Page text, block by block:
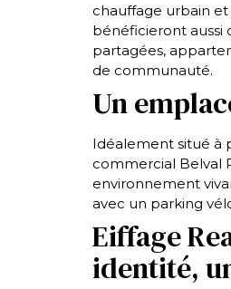
chauffage urbain
bénéficieront aussi
partagées,
de communauté.
Un
Idéalement situé à
commercial Belval
environnement
avec un parking
Eiffage
identité,